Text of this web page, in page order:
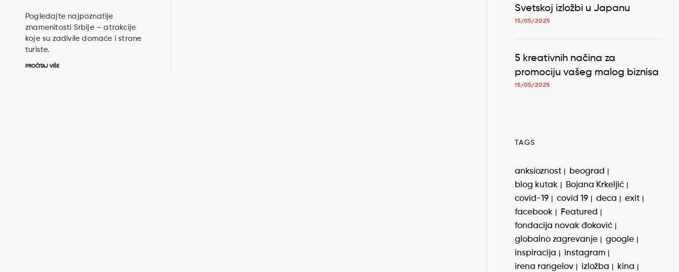
Pogledajte najpoznatije
znamenitosti Srbije – atrakcije
koje su zadivile domaće i strane
turiste.
PROČITAJ VIŠE
Svetskoj izložbi u Japanu
15/05/2025
5 kreativnih načina za
promociju vašeg malog biznisa
15/05/2025
TAGS
anksioznost
beograd
blog kutak
Bojana Krkeljić
covid-19
covid 19 deca
exit
facebook
Featured
fondacija novak đoković
globalno zagrevanje
google
inspiracija
instagram
irena rangelov
izložba
kina